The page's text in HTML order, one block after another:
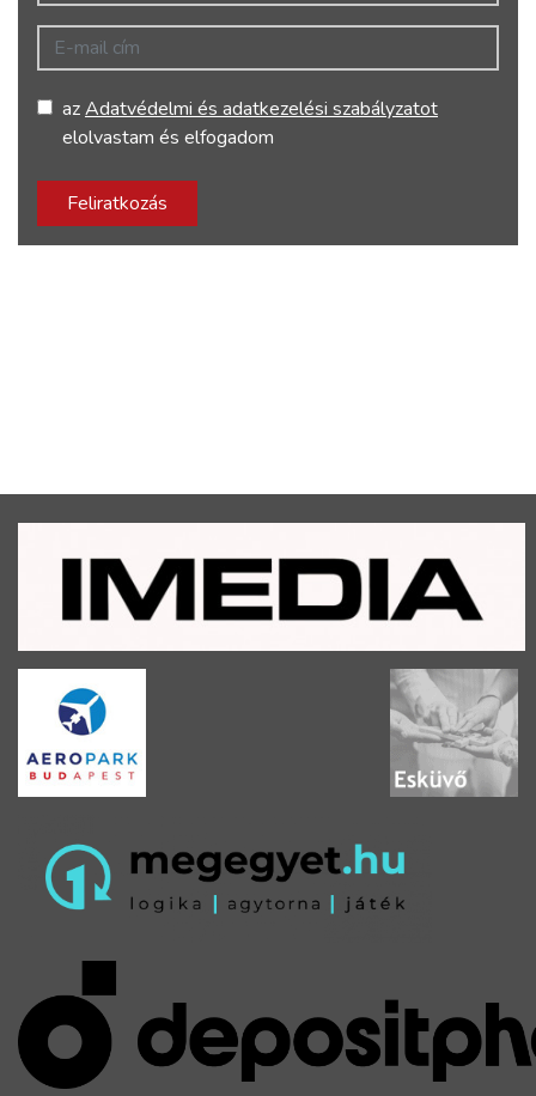
E-mail cím
azAdatvédelmi és adatkezelési szabályzatot
elolvastam és elfogadom
Feliratkozás